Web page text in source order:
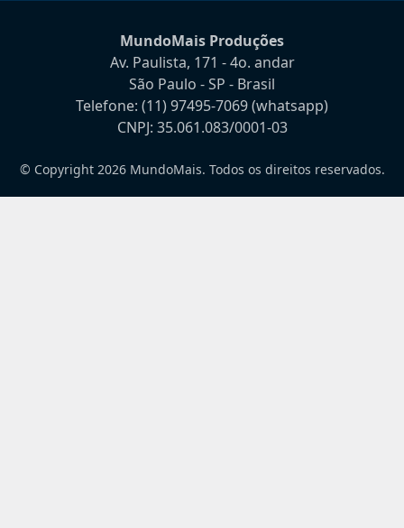
MundoMais Produções
Av. Paulista, 171 - 4o. andar
São Paulo - SP - Brasil
Telefone: (11) 97495-7069(whatsapp)
CNPJ: 35.061.083/0001-03
© Copyright 2026 MundoMais. Todos os direitos reservados.